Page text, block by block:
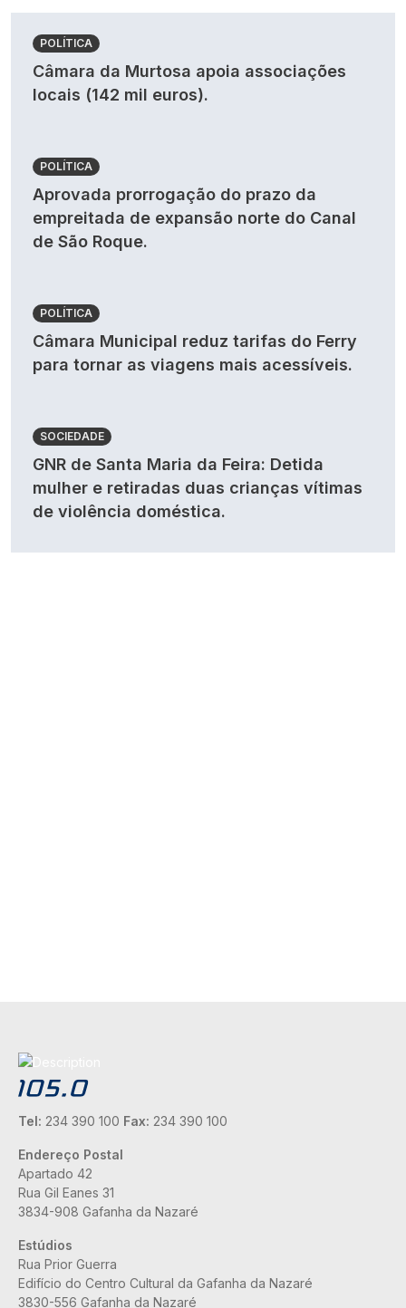
POLÍTICA
Câmara da Murtosa apoia associações
locais (142 mil euros).
POLÍTICA
Aprovada prorrogação do prazo da
empreitada de expansão norte do Canal
de São Roque.
POLÍTICA
Câmara Municipal reduz tarifas do Ferry
para tornar as viagens mais acessíveis.
SOCIEDADE
GNR de Santa Maria da Feira: Detida
mulher e retiradas duas crianças vítimas
de violência doméstica.
Tel: 234 390 100 Fax: 234 390 100
Endereço Postal
Apartado 42
Rua Gil Eanes 31
3834-908 Gafanha da Nazaré
Estúdios
Rua Prior Guerra
Edifício do Centro Cultural da Gafanha da Nazaré
3830-556 Gafanha da Nazaré